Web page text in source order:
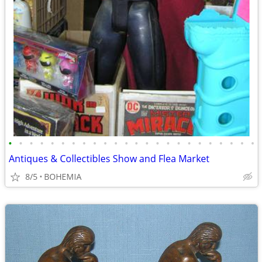
• • • • • • • • • • • • • • • • • • • • • • • •
Antiques & Collectibles Show and Flea Market
8/5 BOHEMIA